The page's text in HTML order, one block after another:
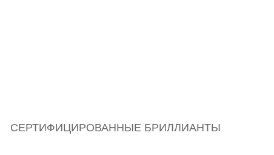
СЕРТИФИЦИРОВАННЫЕ БРИЛЛИАНТЫ